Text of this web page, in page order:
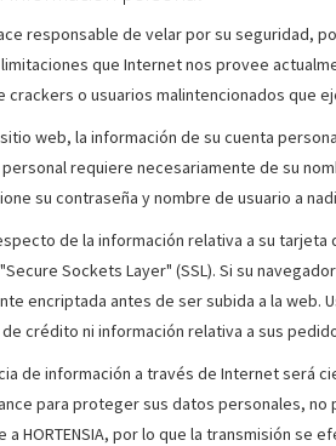
responsable de velar por su seguridad,
que Internet nos provee
crackers o usuarios malintencionados que
web, la información de su cuenta
requiere necesariamente de su
su contraseña y nombre de usuario a
de la información relativa a su
Sockets Layer" (SSL). Si su
encriptada antes de ser subida a la web.
crédito ni información relativa a sus
de información a través de Internet será
para proteger sus datos personales,
HORTENSIA, por lo que la transmisión se